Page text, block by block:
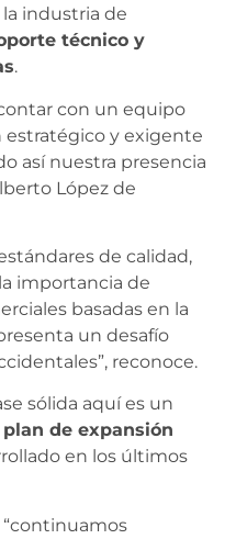
industria de
técnico y
.
con un equipo
y exigente
así nuestra presencia
López de
de calidad,
importancia de
basadas en la
un desafío
reconoce.
sólida aquí es un
plan de expansión
en los últimos